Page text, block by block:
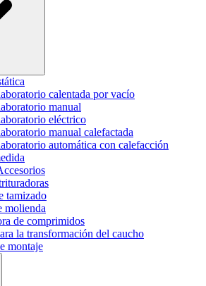
calentada por vacío
manual
eléctrico
manual calefactada
automática con calefacción
tamizado
molienda
de comprimidos
la transformación del caucho
montaje